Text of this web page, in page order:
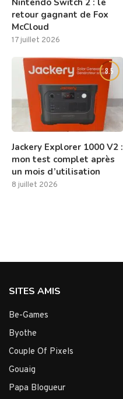
Nintendo Switch 2 : le
retour gagnant de Fox
McCloud
17 juillet 2026
8.5
Jackery Explorer 1000 V2 :
mon test complet après
un mois d’utilisation
8 juillet 2026
SITES AMIS
Be-Games
Byothe
Couple Of Pixels
Gouaig
Papa Blogueur